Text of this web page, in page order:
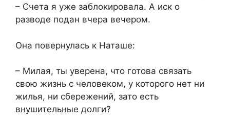
– Счета я уже заблокировала. А иск о
разводе подан вчера вечером.
Она повернулась к Наташе:
– Милая, ты уверена, что готова связать
свою жизнь с человеком, у которого нет ни
жилья, ни сбережений, зато есть
внушительные долги?